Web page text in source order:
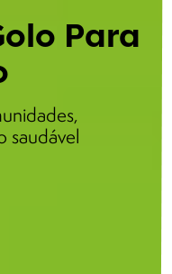
Para
saudável